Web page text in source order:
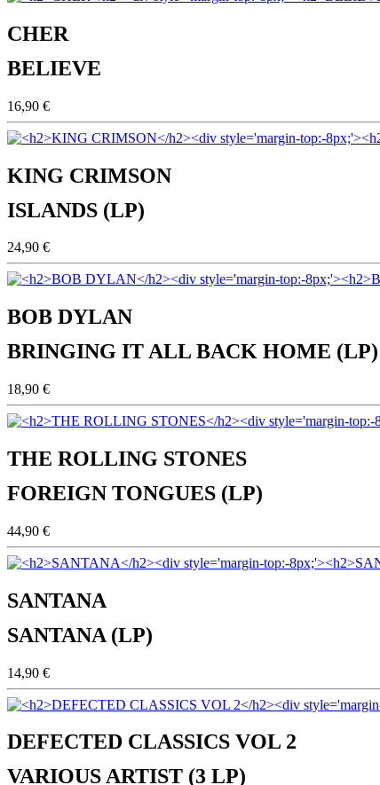
CHER
BELIEVE
16,90 €
KING CRIMSON
ISLANDS (LP)
24,90 €
BOB DYLAN
BRINGING IT ALL BACK HOME (LP)
18,90 €
THE ROLLING STONES
FOREIGN TONGUES (LP)
44,90 €
SANTANA
SANTANA (LP)
14,90 €
DEFECTED CLASSICS VOL 2
VARIOUS ARTIST (3 LP)